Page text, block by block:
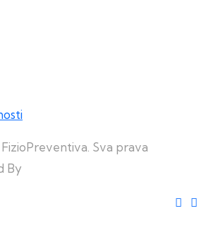
Sva prava
By